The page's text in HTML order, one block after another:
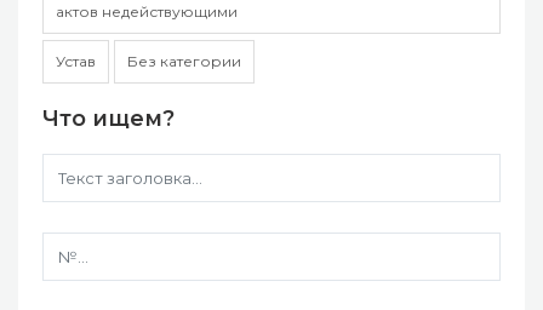
актов недействующими
Устав Без категории
Что ищем?